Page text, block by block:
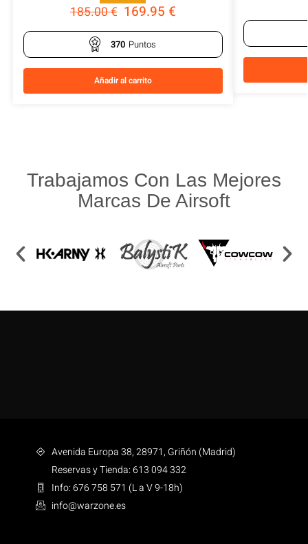
185.00€ 169.95 €
370 Puntos
Añadir al carrito
Trabajamos Con Las Mejores
Marcas De Airsoft
Avenida Europa 38, 28971, Griñón (Madrid)
Reservas y Tienda: 613 094 332
Info: 676 758 571 (L a V 9-18h)
info@warzone.es